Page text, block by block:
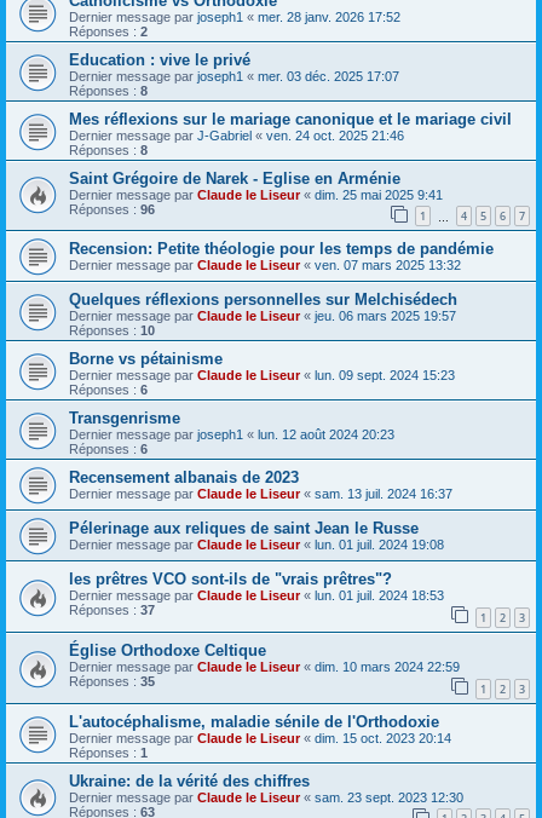
Dernier message par joseph1 « mer. 28 janv. 2026 17:52
Réponses : 2
Education : vive le privé
Dernier message par joseph1 « mer. 03 déc. 2025 17:07
Réponses : 8
Mes réflexions sur le mariage canonique et le mariage civil
Dernier message par J-Gabriel « ven. 24 oct. 2025 21:46
Réponses : 8
Saint Grégoire de Narek - Eglise en Arménie
Dernier message par Claude le Liseur« dim. 25 mai 2025 9:41
Réponses : 96 1 4 5 6 7
Recension: Petite théologie pour les temps de pandémie
Dernier message par Claude le Liseur« ven. 07 mars 2025 13:32
Quelques réflexions personnelles sur Melchisédech
Dernier message par Claude le Liseur« jeu. 06 mars 2025 19:57
Réponses : 10
Borne vs pétainisme
Dernier message par Claude le Liseur« lun. 09 sept. 2024 15:23
Réponses : 6
Transgenrisme
Dernier message par joseph1 « lun. 12 août 2024 20:23
Réponses : 6
Recensement albanais de 2023
Dernier message par Claude le Liseur« sam. 13 juil. 2024 16:37
Pélerinage aux reliques de saint Jean le Russe
Dernier message par Claude le Liseur« lun. 01 juil. 2024 19:08
les prêtres VCO sont-ils de "vrais prêtres"?
Dernier message par Claude le Liseur« lun. 01 juil. 2024 18:53
Réponses : 37 1 2 3
Église Orthodoxe Celtique
Dernier message par Claude le Liseur« dim. 10 mars 2024 22:59
Réponses : 35 1 2 3
L'autocéphalisme, maladie sénile de l'Orthodoxie
Dernier message par Claude le Liseur« dim. 15 oct. 2023 20:14
Réponses : 1
Ukraine: de la vérité des chiffres
Dernier message par Claude le Liseur« sam. 23 sept. 2023 12:30
Réponses : 63